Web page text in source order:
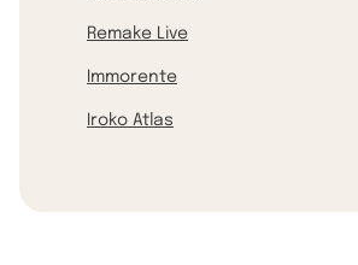
Remake Live
Immorente
Iroko Atlas